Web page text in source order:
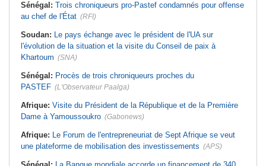
Sénégal: Trois chroniqueurs pro-Pastef condamnés pour offense
au chef de l'État (RFI)
Soudan: Le pays échange avec le président de l'UA sur
l'évolution de la situation et la visite du Conseil de paix à
Khartoum (SNA)
Sénégal: Procès de trois chroniqueurs proches du
PASTEF (L'Observateur Paalga)
Afrique: Visite du Président de la République et de la Première
Dame à Yamoussoukro (Gabonews)
Afrique: Le Forum de l'entrepreneuriat de Sept Afrique se veut
une plateforme de mobilisation des investissements (APS)